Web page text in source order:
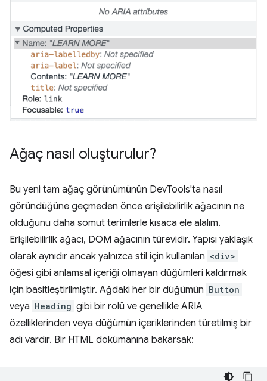
Ağaç nasıl oluşturulur?
Bu yeni tam ağaç görünümünün DevTools'ta nasıl
göründüğüne geçmeden önce erişilebilirlik ağacının ne
olduğunu daha somut terimlerle kısaca ele alalım.
Erişilebilirlik ağacı, DOM ağacının türevidir. Yapısı yaklaşık
olarak aynıdır ancak yalnızca stil için kullanılan <div>
öğesi gibi anlamsal içeriği olmayan düğümleri kaldırmak
için basitleştirilmiştir. Ağdaki her bir düğümün Button
veya Heading gibi bir rolü ve genellikle ARIA
özelliklerinden veya düğümün içeriklerinden türetilmiş bir
adı vardır. Bir HTML dokümanına bakarsak: